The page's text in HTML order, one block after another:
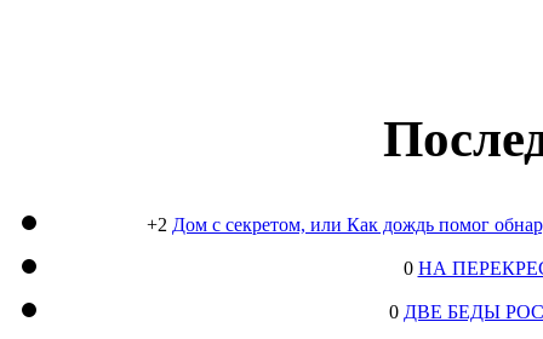
+2 Дом с секретом, или Как дождь помог
0 НА
0 ДВЕ БЕДЫ